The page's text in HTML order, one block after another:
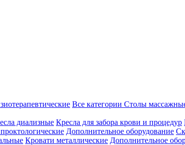
Все категории Столы
диализные Кресла для забора крови и процедур
Дополнительное оборудование
Кровати металлические Дополнительное